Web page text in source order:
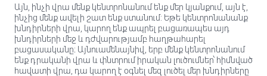
Այն, ինչի վրա մենք կենտրոնանում ենք մեր կյանքում, այն է,
ինչից մենք ավելի շատ ենք ստանում: Եթե ​​կենտրոնանանք
խնդիրների վրա, կարող ենք ապրել բացառապես այդ
խնդիրների մեջ և դժվարությամբ հաղթահարել
բացասականը։ Այնուամենայնիվ, երբ մենք կենտրոնանում
ենք դրականի վրա և փնտրում իրական լուծումներ՝ հիմնված
հավատի վրա, դա կարող է օգնել մեզ լուծել մեր խնդիրները